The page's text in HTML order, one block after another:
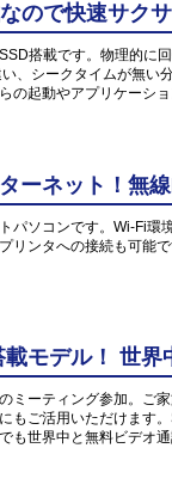
なので快速サク
搭載です。物理的に
、シークタイムが無い
の起動やアプリケーシ
ーネット！無
パソコンです。Wi-Fi環
リンタへの接続も可能
モデル！ 世界
ミーティング参加。ご
もご活用いただけます
も世界中と無料ビデオ通